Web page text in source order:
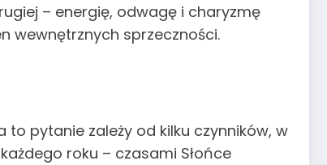
– energię, odwagę i charyzmę
wewnętrznych sprzeczności.
to pytanie zależy od kilku czynników, w
roku – czasami Słońce